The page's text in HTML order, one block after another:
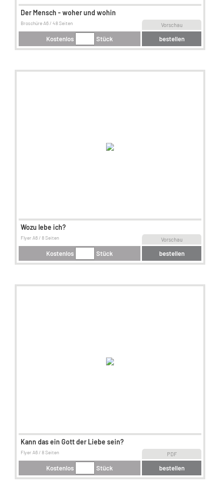
Der Mensch - woher und wohin
Vorschau
Broschüre A6 / 48 Seiten
Kostenlos Stück bestellen
Wozu lebe ich?
Vorschau
Flyer A6 / 8 Seiten
Kostenlos Stück bestellen
Kann das ein Gott der Liebe sein?
PDF
Flyer A6 / 8 Seiten
Kostenlos Stück bestellen